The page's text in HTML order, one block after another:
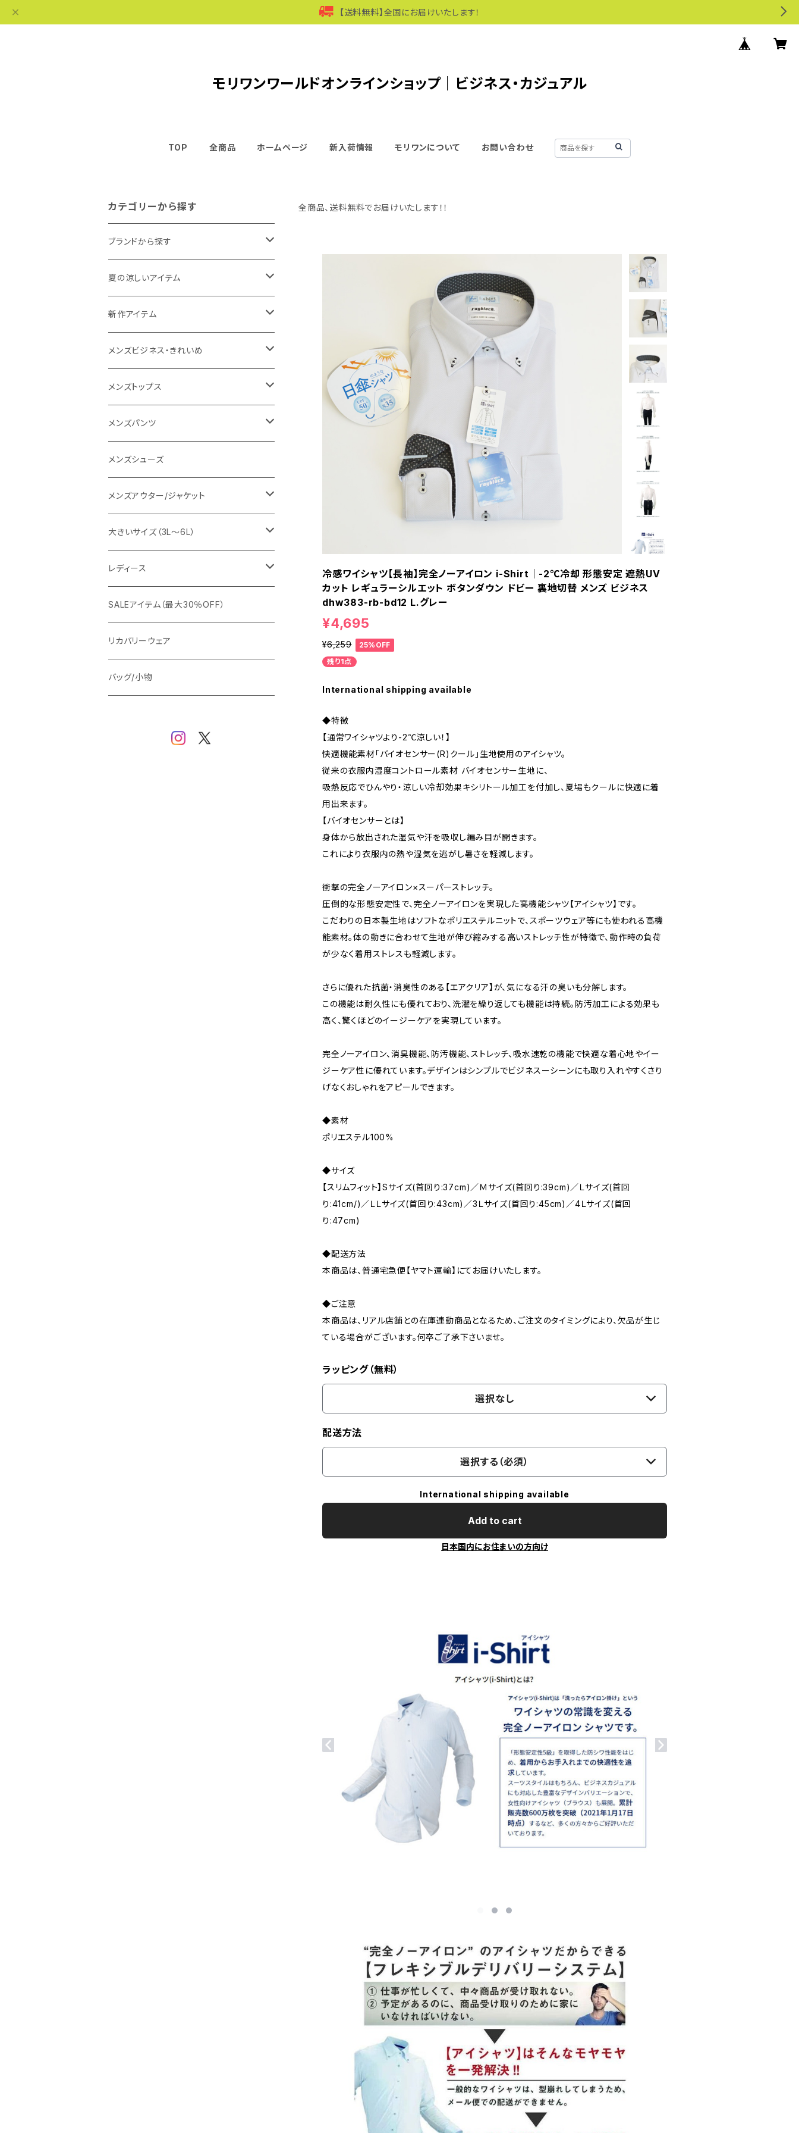
【送料無料】全国にお届けいたします！
モリワンワールドオンラインショップ｜ビジネス・カジュアル
TOP 全商品 ホームページ 新入荷情報 モリワンについて お問い合わせ
全商品、送料無料でお届けいたします！！
冷感ワイシャツ【長袖】完全ノーアイロン i-Shirt｜-2℃冷却 形態安定 遮熱UV
カット レギュラーシルエット ボタンダウン ドビー 裏地切替 メンズ ビジネス
dhw383-rb-bd12 L.グレー
¥4,695
¥6,259
25%OFF
残り1点
International shipping available
◆特徴
【通常ワイシャツより-2℃涼しい！】
快適機能素材「バイオセンサー(R)クール」生地使用のアイシャツ。
従来の衣服内湿度コントロール素材 バイオセンサー生地に、
吸熱反応でひんやり・涼しい冷却効果キシリトール加工を付加し、夏場もクールに快適に着
用出来ます。
【バイオセンサーとは】
身体から放出された湿気や汗を吸収し編み目が開きます。
これにより衣服内の熱や湿気を逃がし暑さを軽減します。
衝撃の完全ノーアイロン×スーパーストレッチ。
圧倒的な形態安定性で、完全ノーアイロンを実現した高機能シャツ【アイシャツ】です。
こだわりの日本製生地はソフトなポリエステルニットで、スポーツウェア等にも使われる高機
能素材。体の動きに合わせて生地が伸び縮みする高いストレッチ性が特徴で、動作時の負荷
が少なく着用ストレスも軽減します。
さらに優れた抗菌・消臭性のある【エアクリア】が、気になる汗の臭いも分解します。
この機能は耐久性にも優れており、洗濯を繰り返しても機能は持続。防汚加工による効果も
高く、驚くほどのイージーケアを実現しています。
完全ノーアイロン、消臭機能、防汚機能、ストレッチ、吸水速乾の機能で快適な着心地やイー
ジーケア性に優れています。デザインはシンプルでビジネスーシーンにも取り入れやすくさり
げなくおしゃれをアピールできます。
◆素材
ポリエステル100%
◆サイズ
【スリムフィット】Sサイズ(首回り:37cm)／Ｍサイズ(首回り:39cm)／Ｌサイズ(首回
り:41cm/)／ＬＬサイズ(首回り:43cm)／3Ｌサイズ(首回り:45cm)／4Ｌサイズ(首回
り:47cm)
◆配送方法
本商品は、普通宅急便【ヤマト運輸】にてお届けいたします。
◆ご注意
本商品は、リアル店舗との在庫連動商品となるため、ご注文のタイミングにより、欠品が生じ
ている場合がございます。何卒ご了承下さいませ。
ラッピング（無料）
選択なし
配送方法
選択する（必須）
International shipping available
Add to cart
日本国内にお住まいの方向け
カテゴリーから探す
ブランドから探す
THE NORTH FACE
NANGA
1PIU1UGUALE3 RELAX
go slow caravan
SY32 by SWEET YEARS
URBAN SQUARE
EDWIN
snow peak
G-stage
TETEHOMME
TAION
夏の涼しいアイテム
メンズ
レディース
新作アイテム
メンズ
レディース
メンズビジネス・きれいめ
スーツ
カジュアルセットアップ
スラックス
ワイシャツ
シューズ
フォーマル
Tシャツ/ポロシャツ
メンズトップス
Tシャツ/カットソー
シャツ/ポロシャツ
パーカー/スウェット
ニット
メンズパンツ
デニムパンツ
イージーパンツ
スラックス
メンズシューズ
メンズアウター/ジャケット
ジャケット
カジュアルジャケット
ビジネスジャケット
ブルゾン
コート
マウンテンパーカー/アウトドア
ダウン / 中綿アウター
大きいサイズ（3L～6L）
ビジネス
セットアップ
ワイシャツ
カジュアル
ニット/Tシャツ/カットソー
スウェット/パーカー
アウター
レディース
アウター
トップス（ブラウス/カットソー）
ジャケット
SALEアイテム（最大30％OFF）
リカバリーウェア
バッグ/小物